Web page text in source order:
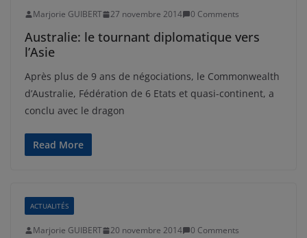
Marjorie GUIBERT 27 novembre 2014 0 Comments
Australie: le tournant diplomatique vers
l’Asie
Après plus de 9 ans de négociations, le Commonwealth
d’Australie, Fédération de 6 Etats et quasi-continent, a
conclu avec le dragon
Read More
ACTUALITÉS
Marjorie GUIBERT 20 novembre 2014 0 Comments